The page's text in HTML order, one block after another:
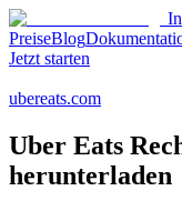
PreiseBlog
Jetzt starten
ubereats.com
Uber Eats
herunterladen